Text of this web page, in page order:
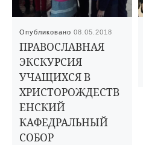
Опубликовано08.05.2018
ПРАВОСЛАВНАЯ
ЭКСКУРСИЯ
УЧАЩИХСЯ В
ХРИСТОРОЖДЕСТВ
ЕНСКИЙ
КАФЕДРАЛЬНЫЙ
СОБОР